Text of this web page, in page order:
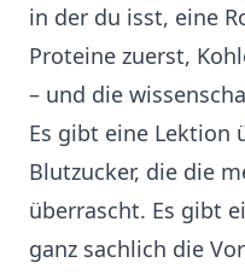
in der du isst, eine
Proteine zuerst,
– und die
Es gibt eine Lektion
Blutzucker, die die
überrascht. Es gibt
ganz sachlich die